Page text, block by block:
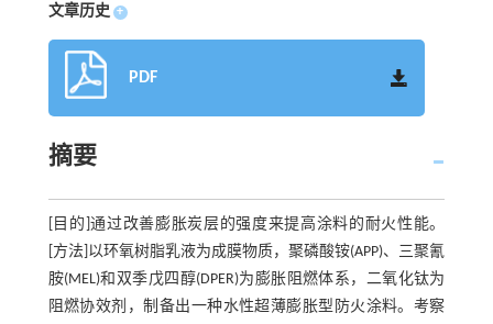
文章历史 +
PDF
摘要
[目的]通过改善膨胀炭层的强度来提高涂料的耐火性能。
[方法]以环氧树脂乳液为成膜物质，聚磷酸铵(APP)、三聚氰
胺(MEL)和双季戊四醇(DPER)为膨胀阻燃体系，二氧化钛为
阻燃协效剂，制备出一种水性超薄膨胀型防火涂料。考察